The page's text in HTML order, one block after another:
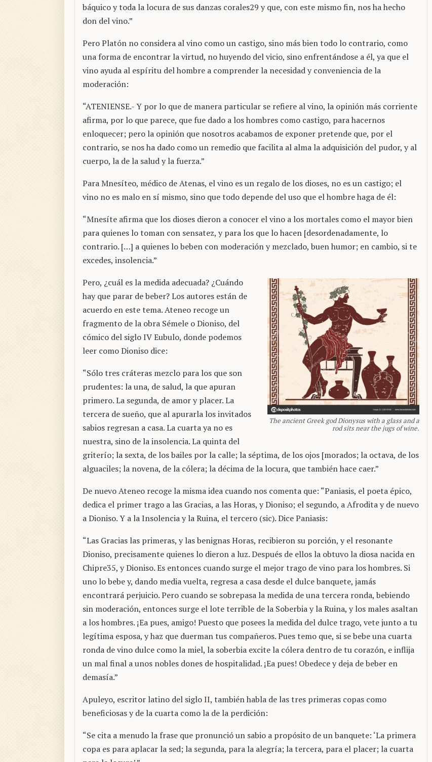
báquico y toda la locura de sus danzas corales29 y que, con este mismo fin, nos ha hecho
don del vino.”
Pero Platón no considera al vino como un castigo, sino más bien todo lo contrario, como
una forma de encontrar la virtud, no huyendo del vicio, sino enfrentándose a él, ya que el
vino ayuda al espíritu del hombre a comprender la necesidad y conveniencia de la
moderación:
“ATENIENSE.- Y por lo que de manera particular se refiere al vino, la opinión más corriente
afirma, por lo que parece, que fue dado a los hombres como castigo, para hacernos
enloquecer; pero la opinión que nosotros acabamos de exponer pretende que, por el
contrario, se nos ha dado como un remedio que facilita al alma la adquisición del pudor, y al
cuerpo, la de la salud y la fuerza.”
Para Mnesíteo, médico de Atenas, el vino es un regalo de los dioses, no es un castigo; el
vino no es malo en sí mismo, sino que todo depende del uso que el hombre haga de él:
“Mnesíte afirma que los dioses dieron a conocer el vino a los mortales como el mayor bien
para quienes lo toman con sensatez, y para los que lo hacen [desordenadamente, lo
contrario. […] a quienes lo beben con moderación y mezclado, buen humor; en cambio, si te
excedes, insolencia.”
The ancient Greek god Dionysus with a glass and a
rod sits near the jugs of wine.
Pero, ¿cuál es la medida adecuada? ¿Cuándo
hay que parar de beber? Los autores están de
acuerdo en este tema. Ateneo recoge un
fragmento de la obra Sémele o Dioniso, del
cómico del siglo IV Eubulo, donde podemos
leer como Dioniso dice:
“Sólo tres cráteras mezclo para los que son
prudentes: la una, de salud, la que apuran
primero. La segunda, de amor y placer. La
tercera de sueño, que al apurarla los invitados
sabios regresan a casa. La cuarta ya no es
nuestra, sino de la insolencia. La quinta del
griterío; la sexta, de los bailes por la calle; la séptima, de los ojos [morados; la octava, de los
alguaciles; la novena, de la cólera; la décima de la locura, que también hace caer.”
De nuevo Ateneo recoge la misma idea cuando nos comenta que: “Paniasis, el poeta épico,
dedica el primer trago a las Gracias, a las Horas, y Dioniso; el segundo, a Afrodita y de nuevo
a Dioniso. Y a la Insolencia y la Ruina, el tercero (sic). Dice Paniasis:
“Las Gracias las primeras, y las benignas Horas, recibieron su porción, y el resonante
Dioniso, precisamente quienes lo dieron a luz. Después de ellos la obtuvo la diosa nacida en
Chipre35, y Dioniso. Es entonces cuando surge el mejor trago de vino para los hombres. Si
uno lo bebe y, dando media vuelta, regresa a casa desde el dulce banquete, jamás
encontrará perjuicio. Pero cuando se sobrepasa la medida de una tercera ronda, bebiendo
sin moderación, entonces surge el lote terrible de la Soberbia y la Ruina, y los males asaltan
a los hombres. ¡Ea pues, amigo! Puesto que posees la medida del dulce trago, vete junto a tu
legítima esposa, y haz que duerman tus compañeros. Pues temo que, si se bebe una cuarta
ronda de vino dulce como la miel, la soberbia excite la cólera dentro de tu corazón, e inflija
un mal final a unos nobles dones de hospitalidad. ¡Ea pues! Obedece y deja de beber en
demasía.”
Apuleyo, escritor latino del siglo II, también habla de las tres primeras copas como
beneficiosas y de la cuarta como la de la perdición:
“Se cita a menudo la frase que pronunció un sabio a propósito de un banquete: ‘La primera
copa es para aplacar la sed; la segunda, para la alegría; la tercera, para el placer; la cuarta